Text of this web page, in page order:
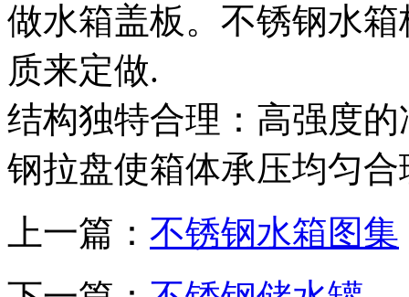
做水箱盖板。不锈钢水
质来定做.
结构独特合理：高强度
钢拉盘使箱体承压均匀
上一篇： 不锈钢水箱图集